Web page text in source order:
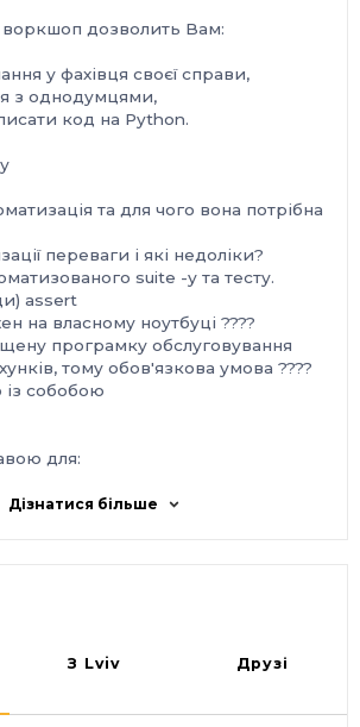
воркшоп дозволить Вам:
у фахівця своєї справи,
з однодумцями,
код на Python.
та для чого вона потрібна
переваги і які недоліки?
suite -у та тесту.
assert
на власному ноутбуці ????
програмку обслуговування
тому обов'язкова умова ????
із собобою
для:
до 15:30
200 грн.
Дізнатися більше
З Lviv Друзі